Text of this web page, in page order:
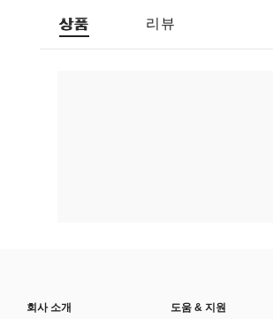
상품 리뷰
회사 소개
도움 & 지원